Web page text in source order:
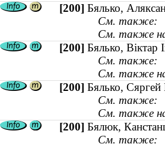
[200] Бялько,
См. также:
См. также
[200] Бялько, Вiктар
См. также:
См. также
[200] Бялько, Сяргей
См. также:
См. также
[200] Бялюк,
См. также: